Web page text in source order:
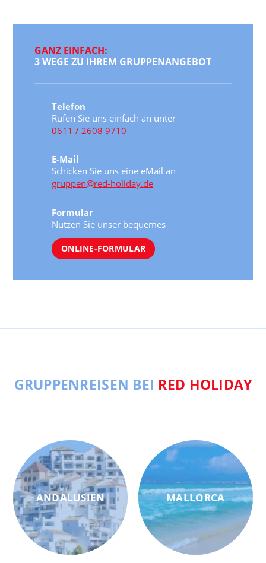
GANZ EINFACH:
3 WEGE ZU IHREM GRUPPENANGEBOT
Telefon
Rufen Sie uns einfach an unter
0611 / 2608 9710
E-Mail
Schicken Sie uns eine eMail an
gruppen@red-holiday.de
Formular
Nutzen Sie unser bequemes
ONLINE-FORMULAR
GRUPPENREISEN BEI RED HOLIDAY
ANDALUSIEN MALLORCA